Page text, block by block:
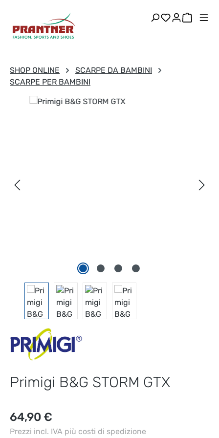
Passa al contenuto principale
Hai 0Il
SHOP ONLINE
SCARPE DA BAMBINI
SCARPE PER BAMBINI
Salta la galleria di immagini
Primigi B&G STORM GTX
Prezzo normale:
64,90 €
Prezzi incl. IVA più costi di spedizione